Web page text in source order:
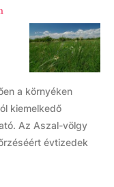
a környéken
kiemelkedő
Az Aszal-völgy
évtizedek